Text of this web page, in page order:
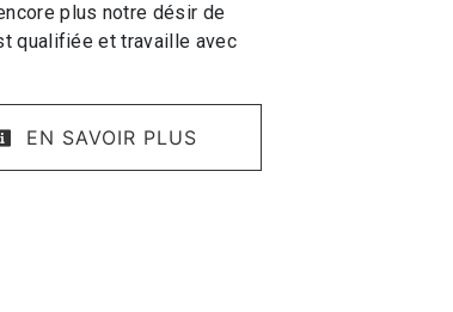
plus notre désir de
qualifiée et travaille avec
EN SAVOIR PLUS